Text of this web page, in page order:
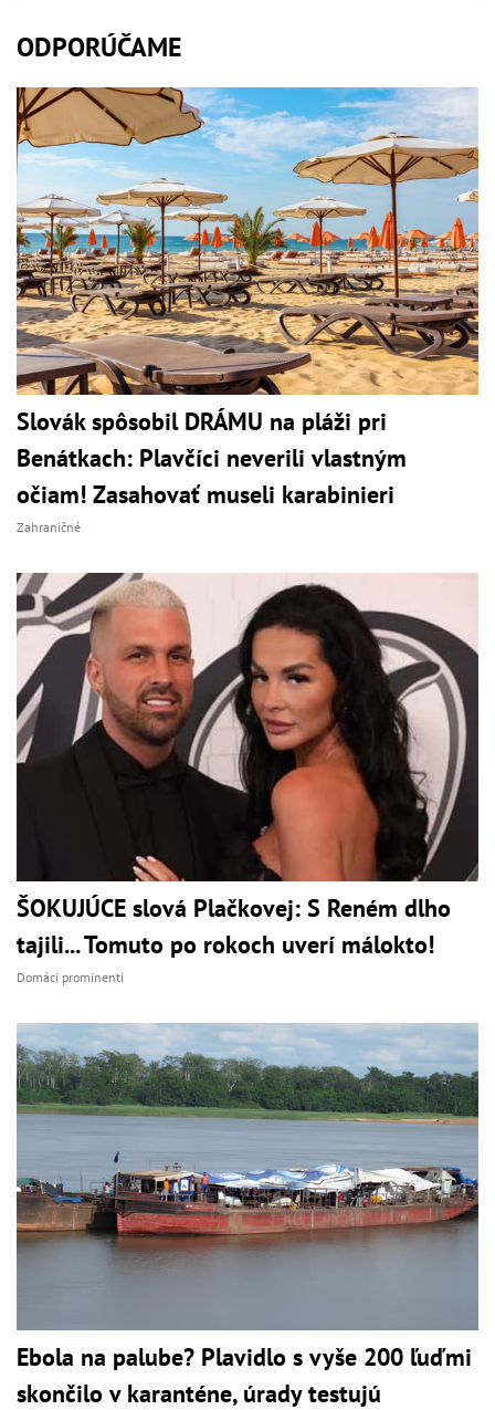
ODPORÚČAME
Slovák spôsobil DRÁMU na pláži pri
Benátkach: Plavčíci neverili vlastným
očiam! Zasahovať museli karabinieri
Zahraničné
ŠOKUJÚCE slová Plačkovej: S Reném dlho
tajili... Tomuto po rokoch uverí málokto!
Domáci prominenti
Ebola na palube? Plavidlo s vyše 200 ľuďmi
skončilo v karanténe, úrady testujú